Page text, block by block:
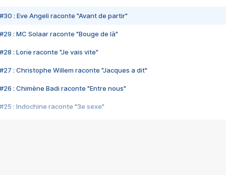
#30 : Eve Angeli raconte "Avant de partir"
#29 : MC Solaar raconte "Bouge de là"
#28 : Lorie raconte "Je vais vite"
#27 : Christophe Willem raconte "Jacques a dit"
#26 : Chimène Badi raconte "Entre nous"
#25 : Indochine raconte "3e sexe"